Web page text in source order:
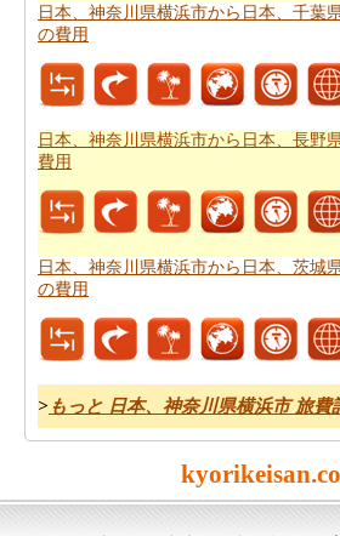
トプランを計画し、あなたのルート
ることができます。
日本、神奈川県横浜市から日本、千葉
の費用
日本、神奈川県横浜市から日本、長野
費用
日本、神奈川県横浜市から日本、茨城
の費用
> もっと 日本、神奈川県横浜市 旅費